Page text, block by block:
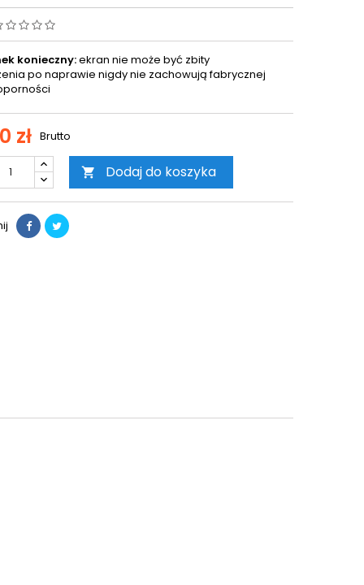
konieczny:ekran nie może być zbity
po naprawie nigdy nie zachowują fabrycznej
zł Brutto
 Dodaj do koszyka